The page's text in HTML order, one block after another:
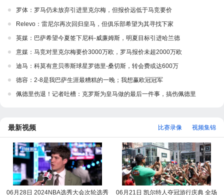
罗体：罗马仍未放弃引进里克尔梅，但报价远低于马竞要价
Relevo：雷尼尔再次回归皇马，但俱乐部希望为其寻找下家
英媒：巴萨希望今夏签下尼科-威廉姆斯，明夏目标引进哈兰德
意媒：马竞对里克尔梅要价3000万欧，罗马报价未超2000万欧
迪马：科莫有意贝蒂斯球星罗德里-桑切斯，转会费或达600万
德容：2-8是我巴萨生涯最糟糕的一晚；我想赢欧冠冠军
佩德里伤退！记者吐槽：克罗斯为皇马做的最后一件事，搞伤佩德里
最新视频 视频集锦
比赛录像
06月28日 2024NBA选秀大会次轮选秀
06月21日 凯尔特人夺冠游行庆典 全场